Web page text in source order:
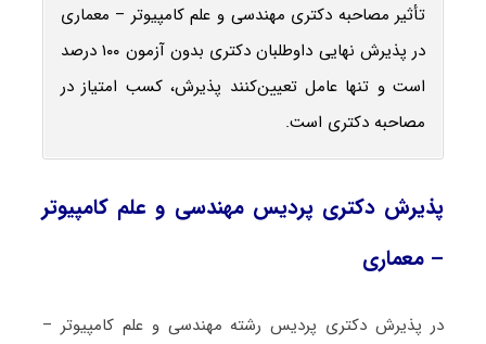
تأثیر مصاحبه دکتری مهندسی و علم کامپیوتر – معماری
در پذیرش نهایی داوطلبان دکتری بدون آزمون ۱۰۰ درصد
است و تنها عامل تعیین‌کنند پذیرش، کسب امتیاز در
مصاحبه دکتری است.
پذیرش دکتری پردیس مهندسی و علم کامپیوتر
– معماری
در پذیرش دکتری پردیس رشته مهندسی و علم کامپیوتر –